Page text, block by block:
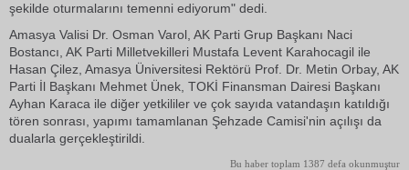
şekilde oturmalarını temenni ediyorum" dedi.
Amasya Valisi Dr. Osman Varol, AK Parti Grup Başkanı Naci
Bostancı, AK Parti Milletvekilleri Mustafa Levent Karahocagil ile
Hasan Çilez, Amasya Üniversitesi Rektörü Prof. Dr. Metin Orbay, AK
Parti İl Başkanı Mehmet Ünek, TOKİ Finansman Dairesi Başkanı
Ayhan Karaca ile diğer yetkililer ve çok sayıda vatandaşın katıldığı
tören sonrası, yapımı tamamlanan Şehzade Camisi'nin açılışı da
dualarla gerçekleştirildi.
Bu haber toplam 1387 defa okunmuştur